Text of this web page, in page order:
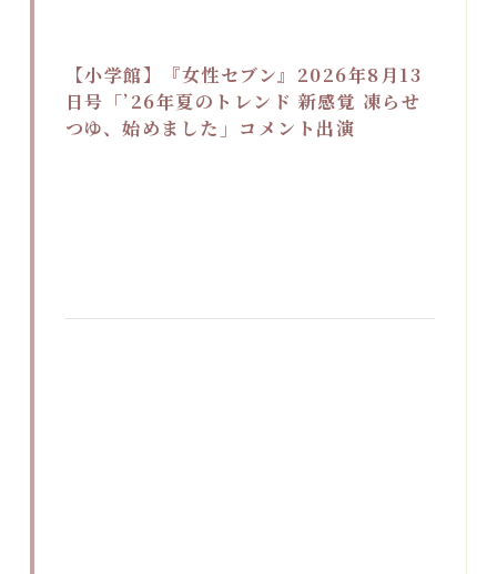
【小学館】『女性セブン』2026年8月13
日号「’26年夏のトレンド 新感覚 凍らせ
つゆ、始めました」コメント出演